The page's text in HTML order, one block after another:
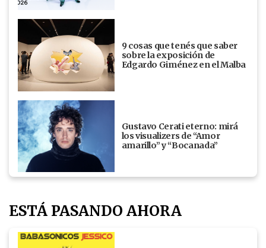
9 cosas que tenés que saber
sobre la exposición de
Edgardo Giménez en el Malba
Gustavo Cerati eterno: mirá
los visualizers de “Amor
amarillo” y “Bocanada”
ESTÁ PASANDO AHORA